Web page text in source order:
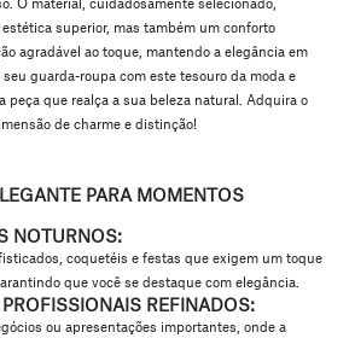
O material, cuidadosamente selecionado,
superior, mas também um conforto
agradável ao toque, mantendo a elegância em
guarda-roupa com este tesouro da moda e
peça que realça a sua beleza natural.Adquira o
de charme e distinção!
PARA MOMENTOS
NOTURNOS:
coquetéis e festas que exigem um toque
que você se destaque com elegância.
REFINADOS:
ou apresentações importantes, onde a